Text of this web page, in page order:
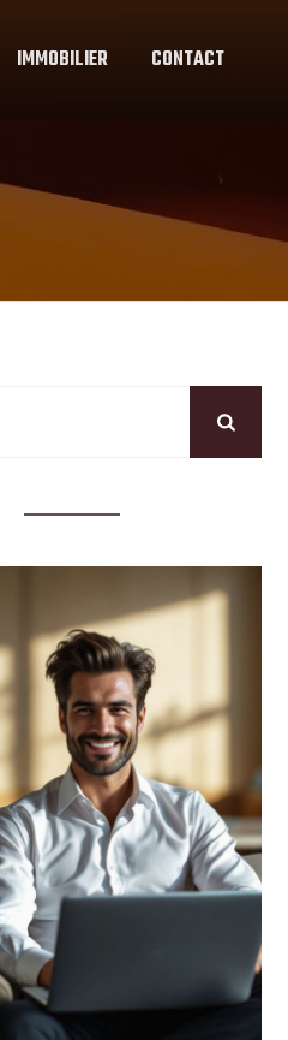
IMMOBILIER CONTACT